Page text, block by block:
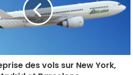
des vols sur New York,